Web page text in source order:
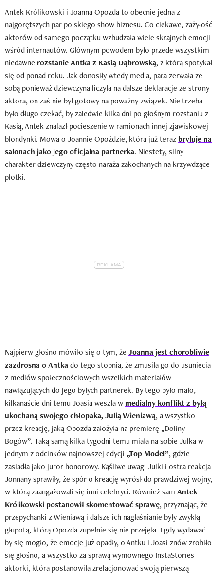
Antek Królikowski i Joanna Opozda to obecnie jedna z
najgorętszych par polskiego show biznesu. Co ciekawe, zażyłość
aktorów od samego początku wzbudzała wiele skrajnych emocji
wśród internautów. Głównym powodem było przede wszystkim
niedawne rozstanie Antka z Kasią Dąbrowską, z którą spotykał
się od ponad roku. Jak donosiły wtedy media, para zerwała ze
sobą ponieważ dziewczyna liczyła na dalsze deklaracje ze strony
aktora, on zaś nie był gotowy na poważny związek. Nie trzeba
było długo czekać, by zaledwie kilka dni po głośnym rozstaniu z
Kasią, Antek znalazł pocieszenie w ramionach innej zjawiskowej
blondynki. Mowa o Joannie Opoździe, która już teraz bryluje na
salonach jako jego oficjalna partnerka. Niestety, silny
charakter dziewczyny często naraża zakochanych na krzywdzące
plotki.
Najpierw głośno mówiło się o tym, że Joanna jest chorobliwie
zazdrosna o Antka do tego stopnia, że zmusiła go do usunięcia
z mediów społecznościowych wszelkich materiałów
nawiązujących do jego byłych partnerek. By tego było mało,
kilkanaście dni temu Joasia weszła w medialny konflikt z byłą
ukochaną swojego chłopaka, Julią Wieniawą, a wszystko
przez kreację, jaką Opozda założyła na premierę „Doliny
Bogów”. Taką samą kilka tygodni temu miała na sobie Julka w
jednym z odcinków najnowszej edycji „Top Model”, gdzie
zasiadła jako juror honorowy. Kąśliwe uwagi Julki i ostra reakcja
Jonnany sprawiły, że spór o kreację wyrósł do prawdziwej wojny,
w którą zaangażowali się inni celebryci. Również sam Antek
Królikowski postanowił skomentować sprawę, przyznając, że
przepychanki z Wieniawą i dalsze ich nagłaśnianie były zwykłą
głupotą, którą Opozda zupełnie się nie przejęła. I gdy wydawać
by się mogło, że emocje już opadły, o Antku i Joasi znów zrobiło
się głośno, a wszystko za sprawą wymownego InstaStories
aktorki, która postanowiła zrelacjonować swoją pierwszą